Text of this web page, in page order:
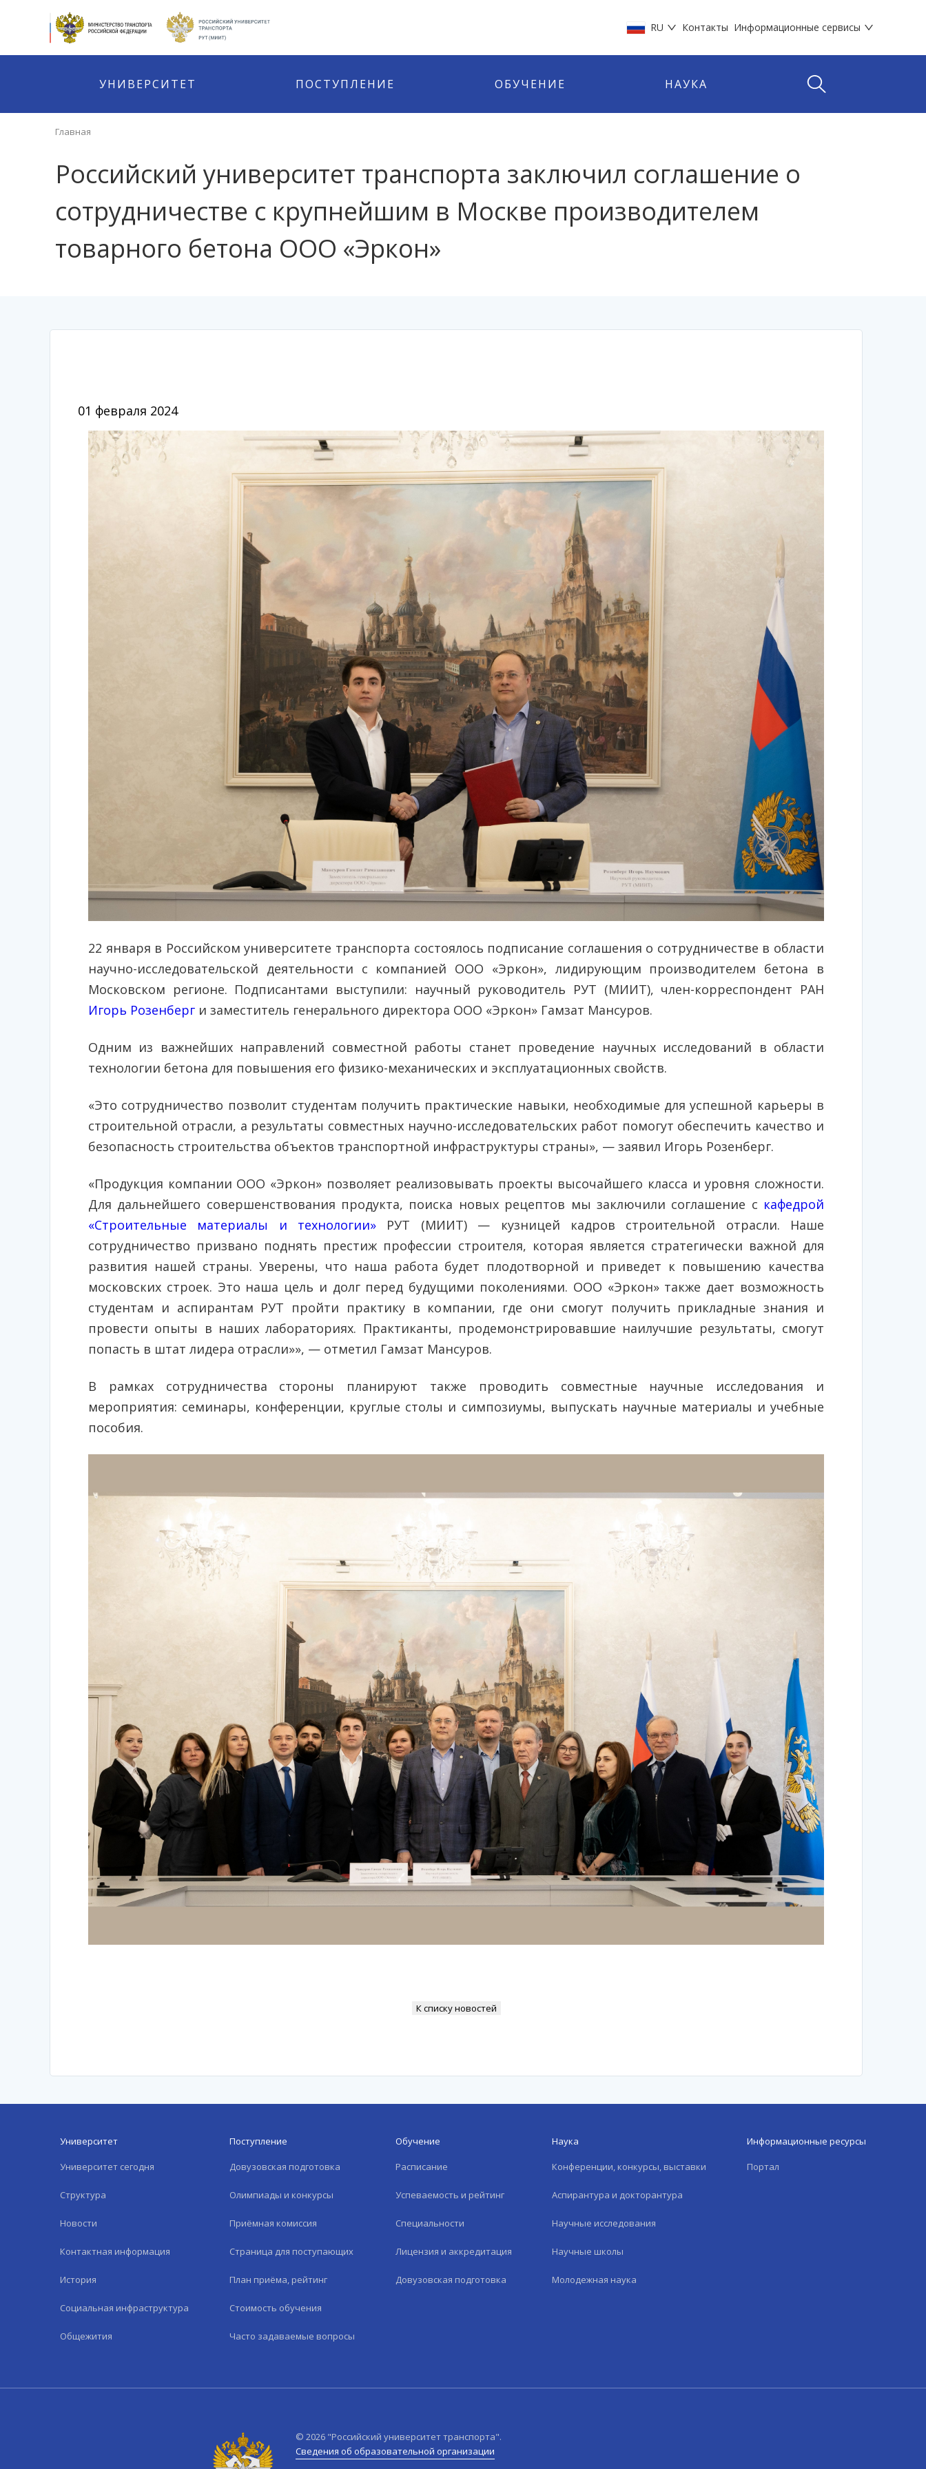
RU Контакты Информационные сервисы
УНИВЕРСИТЕТ ПОСТУПЛЕНИЕ ОБУЧЕНИЕ НАУКА
Главная
Российский университет транспорта заключил соглашение о
сотрудничестве с крупнейшим в Москве производителем
товарного бетона ООО «Эркон»
01 февраля 2024
22 января в Российском университете транспорта состоялось подписание соглашения о сотрудничестве в области
научно-исследовательской деятельности с компанией ООО «Эркон», лидирующим производителем бетона в
Московском регионе. Подписантами выступили: научный руководитель РУТ (МИИТ), член-корреспондент РАН
Игорь Розенберг и заместитель генерального директора ООО «Эркон» Гамзат Мансуров.
Одним из важнейших направлений совместной работы станет проведение научных исследований в области
технологии бетона для повышения его физико-механических и эксплуатационных свойств.
«Это сотрудничество позволит студентам получить практические навыки, необходимые для успешной карьеры в
строительной отрасли, а результаты совместных научно-исследовательских работ помогут обеспечить качество и
безопасность строительства объектов транспортной инфраструктуры страны», — заявил Игорь Розенберг.
«Продукция компании ООО «Эркон» позволяет реализовывать проекты высочайшего класса и уровня сложности.
Для дальнейшего совершенствования продукта, поиска новых рецептов мы заключили соглашение с кафедрой
«Строительные материалы и технологии» РУТ (МИИТ) — кузницей кадров строительной отрасли. Наше
сотрудничество призвано поднять престиж профессии строителя, которая является стратегически важной для
развития нашей страны. Уверены, что наша работа будет плодотворной и приведет к повышению качества
московских строек. Это наша цель и долг перед будущими поколениями. ООО «Эркон» также дает возможность
студентам и аспирантам РУТ пройти практику в компании, где они смогут получить прикладные знания и
провести опыты в наших лабораториях. Практиканты, продемонстрировавшие наилучшие результаты, смогут
попасть в штат лидера отрасли»», — отметил Гамзат Мансуров.
В рамках сотрудничества стороны планируют также проводить совместные научные исследования и
мероприятия: семинары, конференции, круглые столы и симпозиумы, выпускать научные материалы и учебные
пособия.
К списку новостей
Университет
Университет сегодня
Структура
Новости
Контактная информация
История
Социальная инфраструктура
Общежития
Поступление
Довузовская подготовка
Олимпиады и конкурсы
Приёмная комиссия
Страница для поступающих
План приёма, рейтинг
Стоимость обучения
Часто задаваемые вопросы
Обучение
Расписание
Успеваемость и рейтинг
Специальности
Лицензия и аккредитация
Довузовская подготовка
Наука
Конференции, конкурсы, выставки
Аспирантура и докторантура
Научные исследования
Научные школы
Молодежная наука
Информационные ресурсы
Портал
© 2026 "Российский университет транспорта".
Сведения об образовательной организации